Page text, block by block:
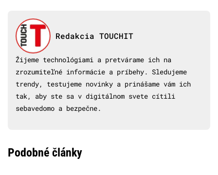
Redakcia TOUCHIT
Žijeme technológiami a pretvárame ich na
zrozumiteľné informácie a príbehy. Sledujeme
trendy, testujeme novinky a prinášame vám ich
tak, aby ste sa v digitálnom svete cítili
sebavedomo a bezpečne.
Podobné články